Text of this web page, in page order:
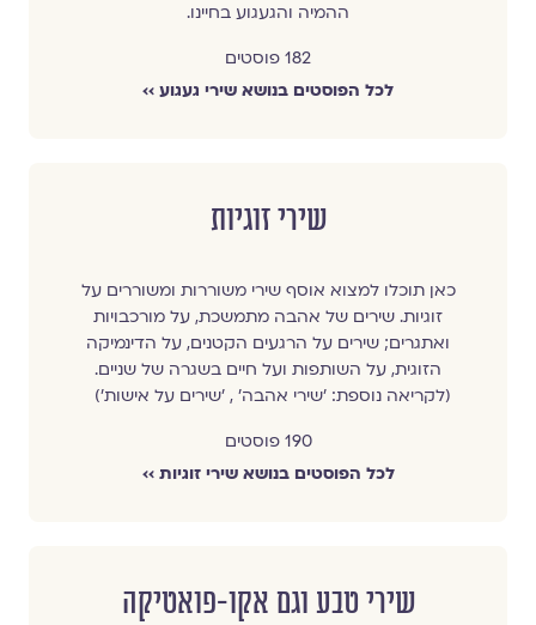
ההמיה והגעגוע בחיינו.
182 פוסטים
לכל הפוסטים בנושא שירי געגוע ››
שירי זוגיות
כאן תוכלו למצוא אוסף שירי משוררות ומשוררים על
זוגיות. שירים של אהבה מתמשכת, על מורכבויות
ואתגרים; שירים על הרגעים הקטנים, על הדינמיקה
הזוגית, על השותפות ועל חיים בשגרה של שניים.
(לקריאה נוספת: 'שירי אהבה' , 'שירים על אישות')
190 פוסטים
לכל הפוסטים בנושא שירי זוגיות ››
שירי טבע וגם אקו-פואטיקה